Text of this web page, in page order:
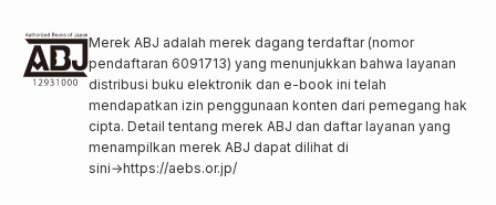
Merek ABJ adalah merek dagang terdaftar (nomor
pendaftaran 6091713) yang menunjukkan bahwa layanan
distribusi buku elektronik dan e-book ini telah
mendapatkan izin penggunaan konten dari pemegang hak
cipta. Detail tentang merek ABJ dan daftar layanan yang
menampilkan merek ABJ dapat dilihat di
sini→https://aebs.or.jp/